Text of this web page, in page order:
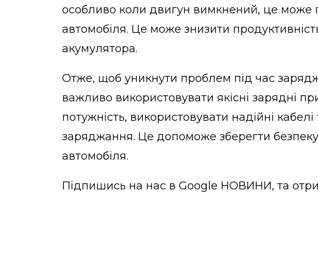
особливо коли двигун вимкнений, це може
автомобіля. Це може знизити
акумулятора.
Отже, щоб уникнути проблем під час
важливо використовувати якісні зарядні
потужність, використовувати надійні
заряджання. Це допоможе зберегти
автомобіля.
Підпишись на нас в Google НОВИНИ, та